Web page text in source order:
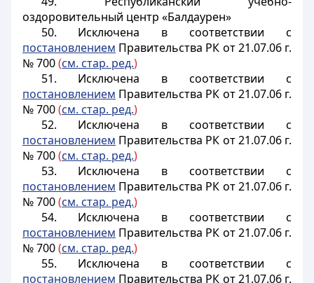
оздоровительный центр «Балдаурен»
50. Исключена в соответствии с
постановлением Правительства РК от 21.07.06 г.
№ 700(см. стар. ред.)
51. Исключена в соответствии с
постановлением Правительства РК от 21.07.06 г.
№ 700(см. стар. ред.)
52. Исключена в соответствии с
постановлением Правительства РК от 21.07.06 г.
№ 700(см. стар. ред.)
53. Исключена в соответствии с
постановлением Правительства РК от 21.07.06 г.
№ 700(см. стар. ред.)
54. Исключена в соответствии с
постановлением Правительства РК от 21.07.06 г.
№ 700(см. стар. ред.)
55. Исключена в соответствии с
постановлением Правительства РК от 21.07.06 г.